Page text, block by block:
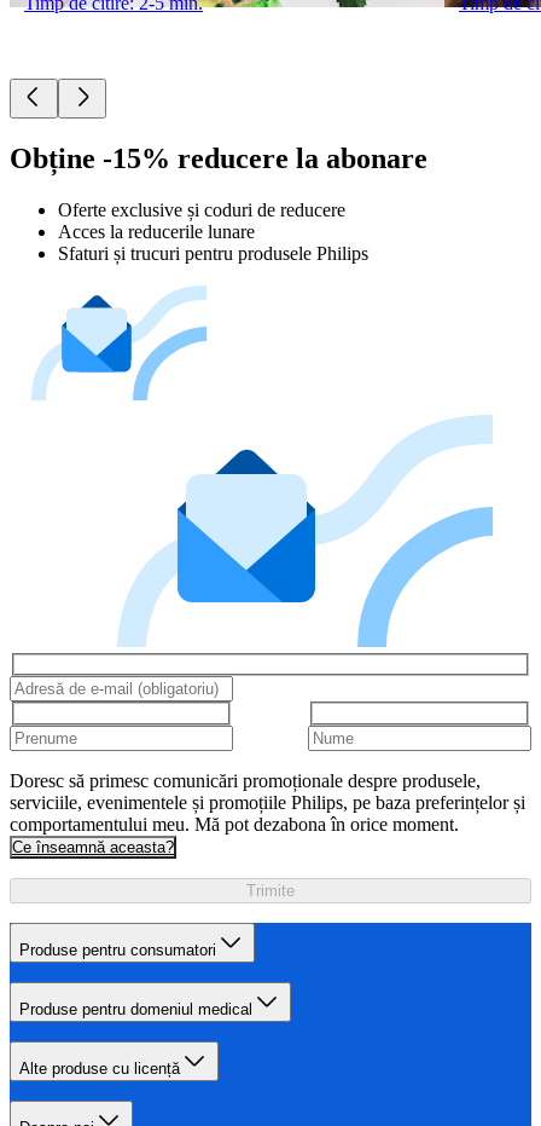
Obține -15% reducere la abonare
Oferte exclusive și coduri de reducere
Acces la reducerile lunare
Sfaturi și trucuri pentru produsele Philips
Doresc să primesc comunicări promoționale despre produsele,
serviciile, evenimentele și promoțiile Philips, pe baza preferințelor și
comportamentului meu. Mă pot dezabona în orice moment.
Ce înseamnă aceasta?
Trimite
Produse pentru consumatori
Produse pentru domeniul medical
Alte produse cu licență